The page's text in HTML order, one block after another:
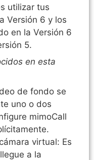
utilizar tus
Versión 6 y los
en la Versión 6
5.
en esta
de fondo se
uno o dos
mimoCall
virtual: Es
a la